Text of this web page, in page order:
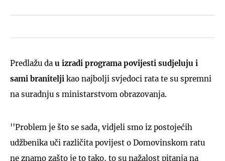
Predlažu da u izradi programa povijesti sudjeluju i
sami branitelji kao najbolji svjedoci rata te su spremni
na suradnju s ministarstvom obrazovanja.
''Problem je što se sada, vidjeli smo iz postojećih
udžbenika uči različita povijest o Domovinskom ratu
ne znamo zašto je to tako, to su nažalost pitanja na